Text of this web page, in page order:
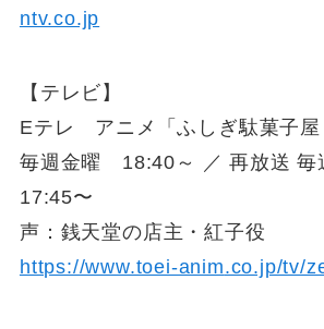
ntv.co.jp
【テレビ】
Eテレ アニメ「ふしぎ駄菓子屋
毎週金曜 18:40～ ／ 再放送
17:45〜
声：銭天堂の店主・紅子役
https://www.toei-anim.co.jp/tv/